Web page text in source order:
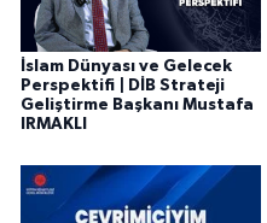
İslam Dünyası ve Gelecek
Perspektifi | DİB Strateji
Geliştirme Başkanı Mustafa
IRMAKLI
Bursa Müftülüğü
Çanakkale Müftülüğü
Çorum Müftülüğü
Duyurular
Podcast
Biyografiler